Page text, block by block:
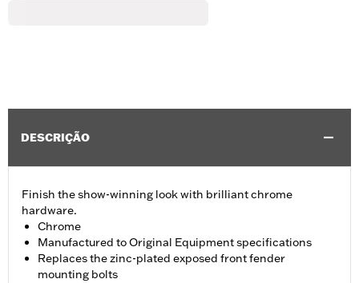
DESCRIÇÃO
Finish the show-winning look with brilliant chrome
hardware.
Chrome
Manufactured to Original Equipment specifications
Replaces the zinc-plated exposed front fender
mounting bolts